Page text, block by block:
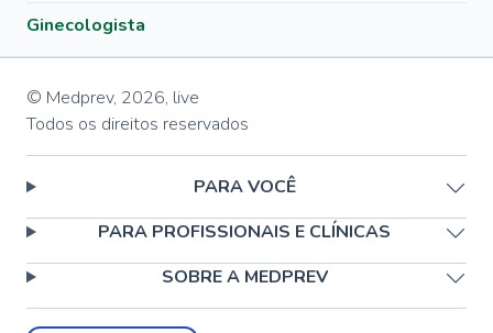
Ginecologista
© Medprev, 2026, live
Todos os direitos reservados
PARA VOCÊ
PARA PROFISSIONAIS E CLÍNICAS
SOBRE A MEDPREV